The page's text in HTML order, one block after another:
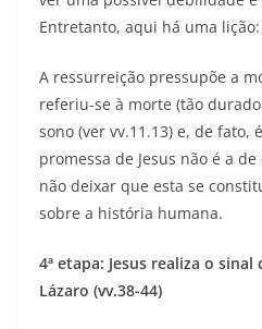
Entretanto, aqui há uma
A ressurreição pressupõe a
referiu-se à morte (tão
sono (ver vv.11.13) e, de fato,
promessa de Jesus não é a
não deixar que esta se
sobre a história humana.
4ª etapa: Jesus realiza o
Lázaro (vv.38-44)